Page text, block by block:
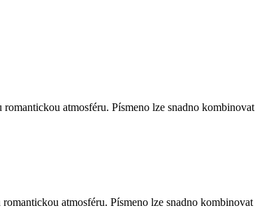
atmosféru. Písmeno lze snadno kombinovat
atmosféru. Písmeno lze snadno kombinovat